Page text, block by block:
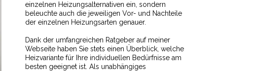
einzelnen Heizungsalternativen ein, sondern
beleuchte auch die jeweiligen Vor- und Nachteile
der einzelnen Heizungsarten genauer.
Dank der umfangreichen Ratgeber auf meiner
Webseite haben Sie stets einen Überblick, welche
Heizvariante für Ihre individuellen Bedürfnisse am
besten geeignet ist. Als unabhängiges